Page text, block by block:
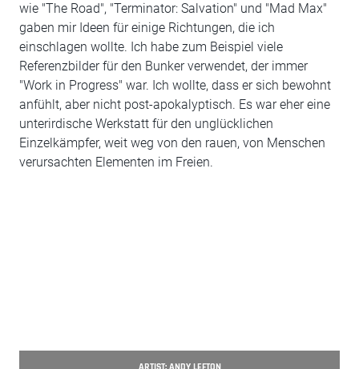
wie "The Road", "Terminator: Salvation" und "Mad Max"
gaben mir Ideen für einige Richtungen, die ich
einschlagen wollte. Ich habe zum Beispiel viele
Referenzbilder für den Bunker verwendet, der immer
"Work in Progress" war. Ich wollte, dass er sich bewohnt
anfühlt, aber nicht post-apokalyptisch. Es war eher eine
unterirdische Werkstatt für den unglücklichen
Einzelkämpfer, weit weg von den rauen, von Menschen
verursachten Elementen im Freien.